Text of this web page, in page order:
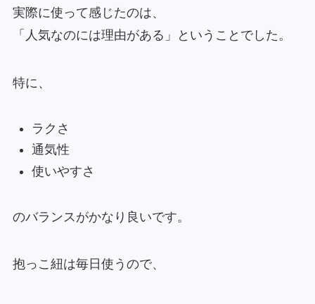
実際に使って感じたのは、
「人気なのには理由がある」ということでした。
特に、
ラクさ
通気性
使いやすさ
のバランスがかなり良いです。
抱っこ紐は毎日使うので、